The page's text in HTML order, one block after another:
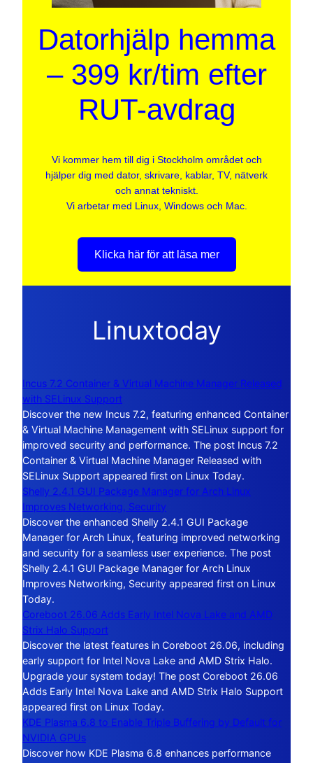
Datorhjälp hemma
– 399 kr/tim efter
RUT-avdrag
Vi kommer hem till dig i Stockholm området och
hjälper dig med dator, skrivare, kablar, TV, nätverk
och annat tekniskt.
Vi arbetar med Linux, Windows och Mac.
Klicka här för att läsa mer
Linuxtoday
Incus 7.2 Container & Virtual Machine Manager Released
with SELinux Support
Discover the new Incus 7.2, featuring enhanced Container
& Virtual Machine Management with SELinux support for
improved security and performance. The post Incus 7.2
Container & Virtual Machine Manager Released with
SELinux Support appeared first on Linux Today.
Shelly 2.4.1 GUI Package Manager for Arch Linux
Improves Networking, Security
Discover the enhanced Shelly 2.4.1 GUI Package
Manager for Arch Linux, featuring improved networking
and security for a seamless user experience. The post
Shelly 2.4.1 GUI Package Manager for Arch Linux
Improves Networking, Security appeared first on Linux
Today.
Coreboot 26.06 Adds Early Intel Nova Lake and AMD
Strix Halo Support
Discover the latest features in Coreboot 26.06, including
early support for Intel Nova Lake and AMD Strix Halo.
Upgrade your system today! The post Coreboot 26.06
Adds Early Intel Nova Lake and AMD Strix Halo Support
appeared first on Linux Today.
KDE Plasma 6.8 to Enable Triple Buffering by Default for
NVIDIA GPUs
Discover how KDE Plasma 6.8 enhances performance